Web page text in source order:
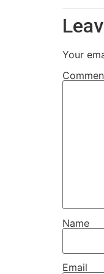
Your
Name
Email